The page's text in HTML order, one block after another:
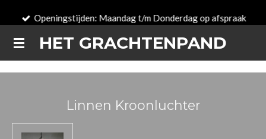
naar
de
HET GRACHTENPAND
Openingstijden: Maandag t/m Donderdag op afspraak
Linnen Kroonluchter